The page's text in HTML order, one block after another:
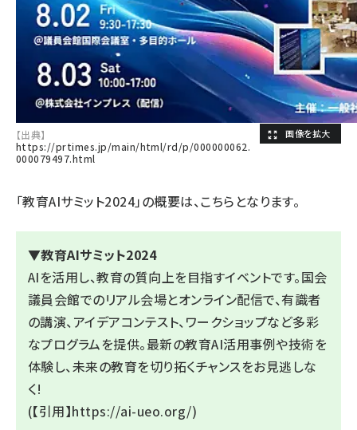
【出典】
https://prtimes.jp/main/html/rd/p/000000062.
000079497.html
「教育AIサミット2024」の概要は、こちら となります。
▼教育AIサミット2024
AIを活用し、教育の質向上を目指すイベントです。国会
議員会館でのリアル会場とオンライン配信で、有識者
の講演、アイデアコンテスト、ワークショップなど多彩
なプログラムを提供。最新の教育AI活用事例や技術を
体験し、未来の教育を切り拓くチャンスをお見逃しな
く!
(【引用】https://ai-ueo.org/)